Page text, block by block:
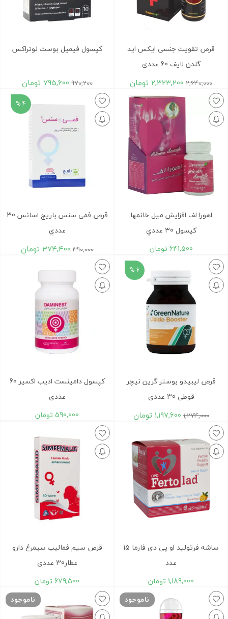
قرص تقویت جنسی ایکس اید
گلدن لایف 60 عددی
2,640,000
2,323,200 تومان
کپسول فیمیل بوست نوتراکس
970,200
795,600 تومان
اهورا لف افزايش ميل خانمها
کپسول 30 عددي
641,500 تومان
4 %
قرص فمی سنس باريج اسانس 30
عددي
390,000
374,400 تومان
6 %
قرص لیبیدو بوستر گرین نیچر
قوطی 30 عددی
1,274,000
1,197,600 تومان
کپسول دامینست ادیب اکسیر 60
عددی
590,000 تومان
ساشه فرتولید او پی دی فارما 15
عدد
1,189,000 تومان
قرص سیم فمالیب سیمرغ دارو
عطار30 عددی
679,500 تومان
ناموجود ناموجود